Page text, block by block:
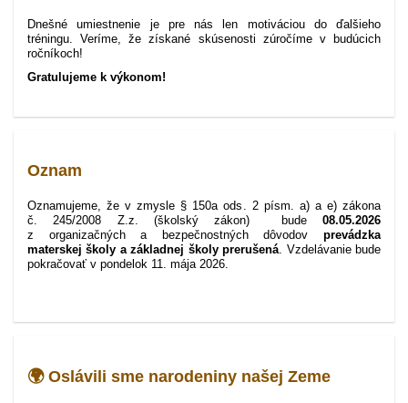
Dnešné umiestnenie je pre nás len motiváciou do ďalšieho
tréningu. Veríme, že získané skúsenosti zúročíme v budúcich
ročníkoch!
Gratulujeme k výkonom!
Oznam
Oznamujeme, že v zmysle § 150a ods. 2 písm. a) a e) zákona
č. 245/2008 Z.z. (školský zákon) bude 08.05.2026
z organizačných a bezpečnostných dôvodov prevádzka
materskej školy a základnej školy prerušená. Vzdelávanie bude
pokračovať v pondelok 11. mája 2026.
🌍 Oslávili sme narodeniny našej Zeme